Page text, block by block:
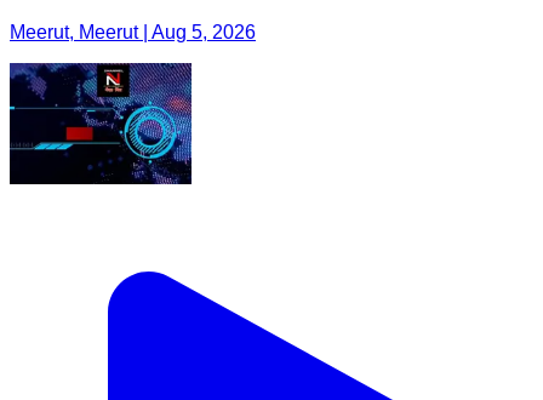
Meerut, Meerut | Aug 5, 2026